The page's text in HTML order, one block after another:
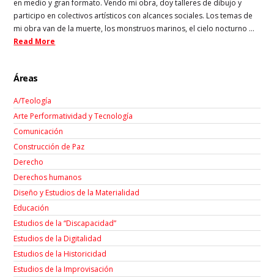
en medio y gran formato. Vendo mi obra, doy talleres de dibujo y
participo en colectivos artísticos con alcances sociales. Los temas de
mi obra van de la muerte, los monstruos marinos, el cielo nocturno ...
Read More
Áreas
A/Teología
Arte Performatividad y Tecnología
Comunicación
Construcción de Paz
Derecho
Derechos humanos
Diseño y Estudios de la Materialidad
Educación
Estudios de la “Discapacidad”
Estudios de la Digitalidad
Estudios de la Historicidad
Estudios de la Improvisación